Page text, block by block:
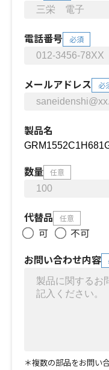
電話番号 必須
メールアドレス 必
製品名
数量 任意
代替品 任意
可
不可
お問い合わせ内容
＊複数の部品をお問い